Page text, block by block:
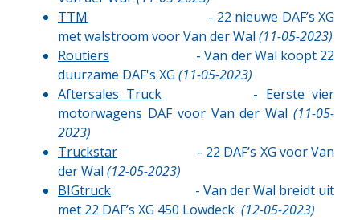
TTM - 22 nieuwe DAF’s XG
met walstroom voor Van der Wal (11-05-2023)
Routiers - Van der Wal koopt 22
duurzame DAF's XG (11-05-2023)
Aftersales Truck - Eerste vier
motorwagens DAF voor Van der Wal (11-05-
2023)
Truckstar
- 22 DAF’s XG voor Van
der Wal (12-05-2023)
BIGtruck
- Van der Wal breidt uit
met 22 DAF’s XG 450 Lowdeck (12-05-2023)